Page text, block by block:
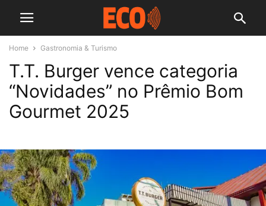
Home Gastronomia & Turismo
T.T. Burger vence categoria
“Novidades” no Prêmio Bom
Gourmet 2025